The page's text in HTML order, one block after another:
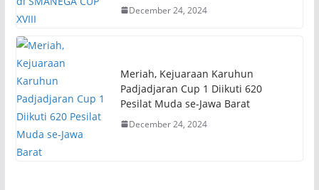
December 24, 2024
Meriah, Kejuaraan Karuhun
Padjadjaran Cup 1 Diikuti 620
Pesilat Muda se-Jawa Barat
December 24, 2024